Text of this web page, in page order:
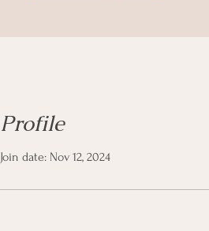
Profile
Join date: Nov 12, 2024